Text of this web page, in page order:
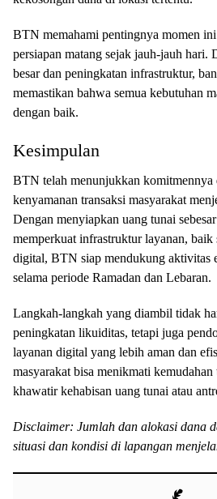
BTN memahami pentingnya momen
persiapan matang sejak jauh-jauh hari.
besar dan peningkatan infrastruktur,
memastikan bahwa semua kebutuhan
dengan baik.
Kesimpulan
BTN telah menunjukkan komitmennya
kenyamanan transaksi masyarakat
Dengan menyiapkan uang tunai
memperkuat infrastruktur layanan, baik
digital, BTN siap mendukung aktivitas
selama periode Ramadan dan Lebaran.
Langkah-langkah yang diambil tidak
peningkatan likuiditas, tetapi juga
layanan digital yang lebih aman dan
masyarakat bisa menikmati kemudahan
khawatir kehabisan uang tunai atau
Disclaimer: Jumlah dan alokasi dana
situasi dan kondisi di lapangan